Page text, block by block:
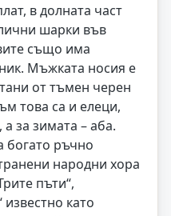
в долната част
шарки във
също има
Мъжката носия е
от тъмен черен
това са и елеци,
за зимата – аба.
богато ръчно
народни хора
пъти“,
като